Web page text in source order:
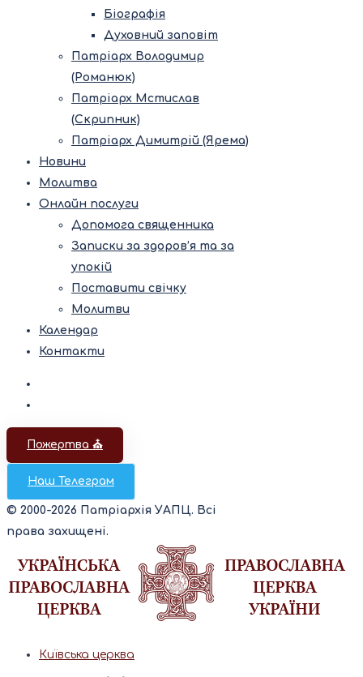
Біографія
Духовний заповіт
Патріарх Володимир
(Романюк)
Патріарх Мстислав
(Скрипник)
Патріарх Димитрій (Ярема)
Новини
Молитва
Онлайн послуги
Допомога священника
Записки за здоров’я та за
упокій
Поставити свічку
Молитви
Календар
Контакти
Пожертва ⛪️
Наш Телеграм
© 2000-2026 Патріархія УАПЦ. Всі
права захищені.
Київська церква